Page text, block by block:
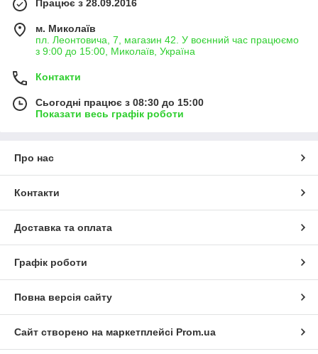
Працює з 28.09.2016
м. Миколаїв
пл. Леонтовича, 7, магазин 42. У воєнний час працюємо
з 9:00 до 15:00, Миколаїв, Україна
Контакти
Сьогодні працює з 08:30 до 15:00
Показати весь графік роботи
Про нас
Контакти
Доставка та оплата
Графік роботи
Повна версія сайту
Сайт створено на маркетплейсі Prom.ua